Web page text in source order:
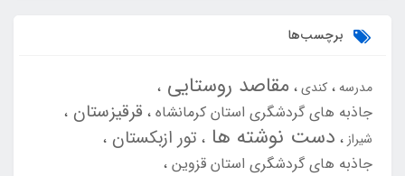
برچسب‌ها
مدرسه کندی مقاصد روستایی
جاذبه های گردشگری استان کرمانشاه قرقیزستان
شیراز دست نوشته ها تور ازبکستان
جاذبه های گردشگری استان قزوین